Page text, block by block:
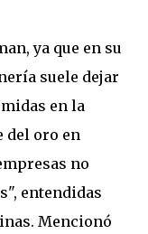
ya que en su
suele dejar
en la
del oro en
no
entendidas
Mencionó